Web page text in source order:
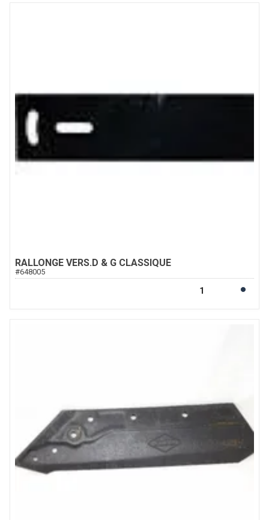
RALLONGE VERS.D & G CLASSIQUE
#648005